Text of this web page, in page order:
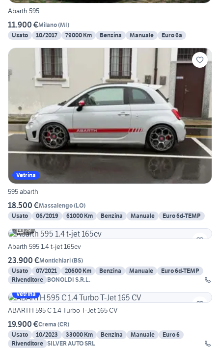
Abarth 595
11.900 €Milano(MI)
Usato
10/2017 79000 Km Benzina Manuale Euro 6a
Vetrina
595 abarth
18.500 €Massalengo(LO)
Usato
06/2019 61000 Km Benzina Manuale
Euro 6d-TEMP
29
Abarth 595 1.4 t-jet 165cv
23.900 €Montichiari(BS)
Usato
07/2021 20600 Km Benzina Manuale
Euro 6d-TEMP
Rivenditore BONOLDI S.R.L.
Vetrina
ABARTH 595 C 1.4 Turbo T-Jet 165 CV
19.900 €Crema (CR)
Usato
10/2023 33000 Km Benzina Manuale
Euro 6
Rivenditore SILVER AUTO SRL